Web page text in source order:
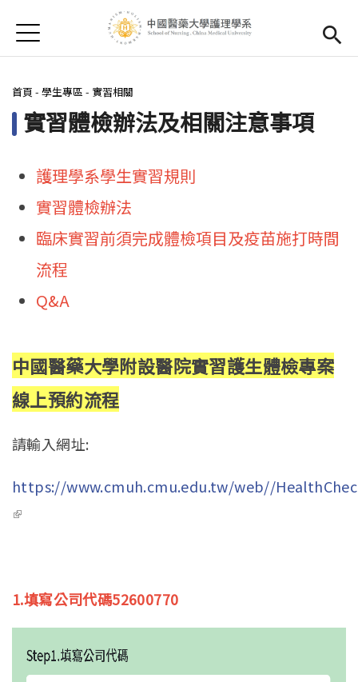
首頁
最新消息
系所簡介
Open
師資陣容
Open submenu (課程資訊)
課程資訊
招生訊息(link is external)
Open
學生專區
Jump to Navigation
Jump to Main content
您在這裡
首頁 - 學生專區 - 實習相關
實習體檢辦法及相關注意事項
護理學系學生實習規則
實習體檢辦法
臨床實習前須完成體檢項目及疫苗施打時間
流程
Q&A
中國醫藥大學附設醫院實習護生體檢專案
線上預約流程
請輸入網址:
https://www.cmuh.cmu.edu.tw/web//
(link is external)
1.填寫公司代碼52600770